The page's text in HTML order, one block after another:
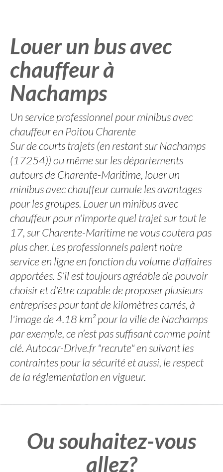
Louer un bus avec
chauffeur à
Nachamps
Un service professionnel pour minibus avec
chauffeur en Poitou Charente
Sur de courts trajets (en restant sur Nachamps
(17254)) ou même sur les départements
autours de Charente-Maritime, louer un
minibus avec chauffeur cumule les avantages
pour les groupes. Louer un minibus avec
chauffeur pour n'importe quel trajet sur tout le
17, sur Charente-Maritime ne vous coutera pas
plus cher. Les professionnels paient notre
service en ligne en fonction du volume d’affaires
apportées. S’il est toujours agréable de pouvoir
choisir et d'être capable de proposer plusieurs
entreprises pour tant de kilomètres carrés, à
l'image de 4.18 km² pour la ville de Nachamps
par exemple, ce n’est pas suffisant comme point
clé. Autocar-Drive.fr "recrute" en suivant les
contraintes pour la sécurité et aussi, le respect
de la réglementation en vigueur.
Ou souhaitez-vous
allez?